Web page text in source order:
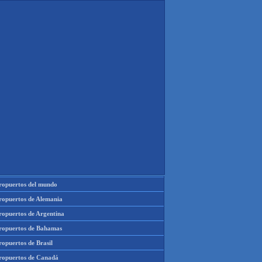
del mundo
de Alemania
de Argentina
de Bahamas
de Brasil
de Canadá